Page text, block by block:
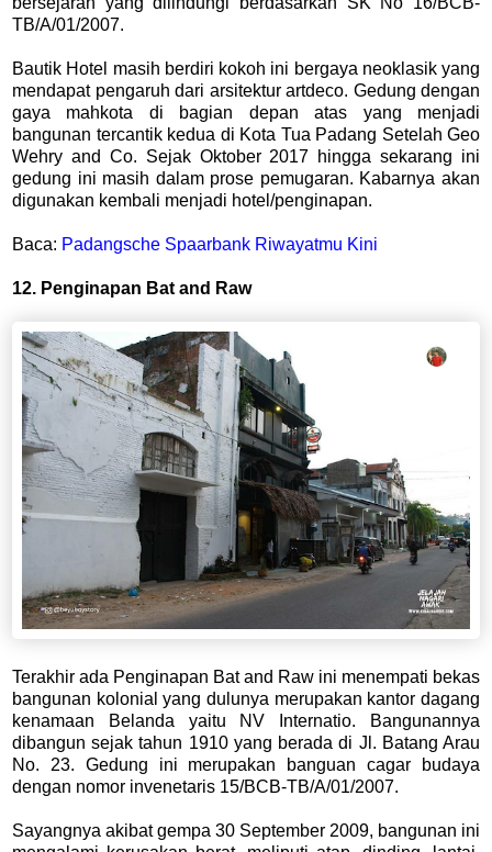
TB/A/01/2007.
Bautik Hotel masih berdiri kokoh ini bergaya neoklasik yang
mendapat pengaruh dari arsitektur artdeco. Gedung dengan
gaya mahkota di bagian depan atas yang menjadi
bangunan tercantik kedua di Kota Tua Padang Setelah Geo
Wehry and Co. Sejak Oktober 2017 hingga sekarang ini
gedung ini masih dalam prose pemugaran. Kabarnya akan
digunakan kembali menjadi hotel/penginapan.
Baca: Padangsche Spaarbank Riwayatmu Kini
12. Penginapan Bat and Raw
Terakhir ada Penginapan Bat and Raw ini menempati bekas
bangunan kolonial yang dulunya merupakan kantor dagang
kenamaan Belanda yaitu NV Internatio. Bangunannya
dibangun sejak tahun 1910 yang berada di Jl. Batang Arau
No. 23. Gedung ini merupakan banguan cagar budaya
dengan nomor invenetaris 15/BCB-TB/A/01/2007.
Sayangnya akibat gempa 30 September 2009, bangunan ini